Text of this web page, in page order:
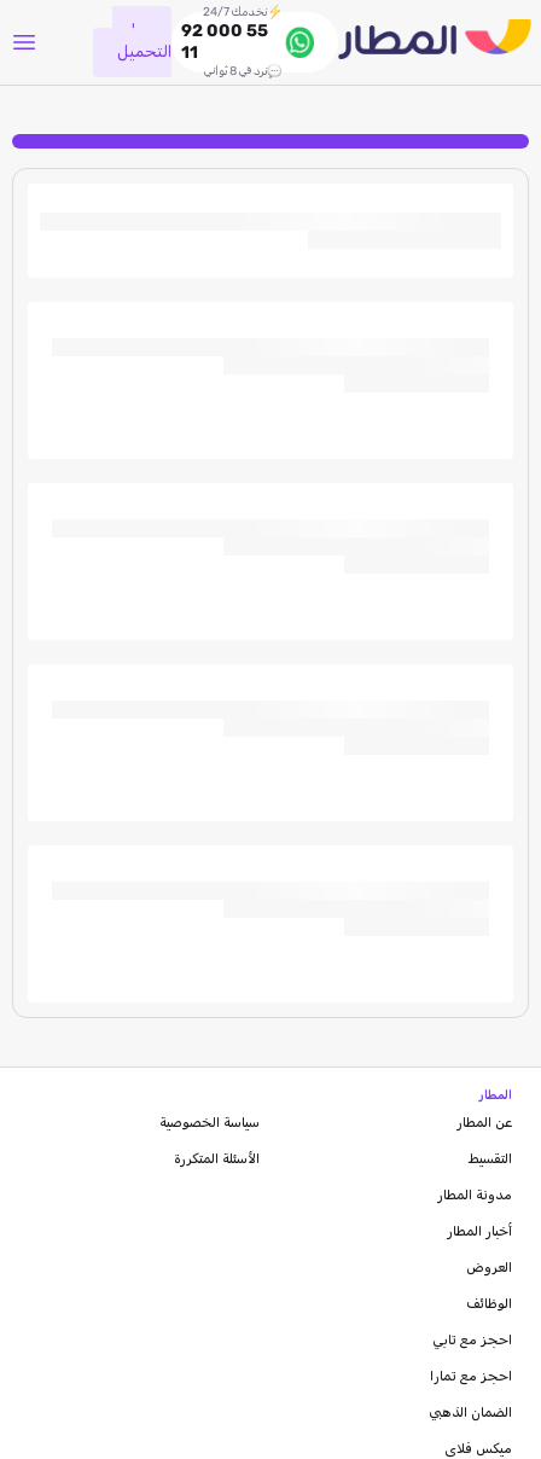
نخدمك 24/7
92 000 55
11
نرد في 8 ثواني
جاري
التحميل
المطار
عن المطار
التقسيط
مدونة المطار
أخبار المطار
العروض
الوظائف
احجز مع تابي
احجز مع تمارا
الضمان الذهبي
ميكس فلاى
سياسة الخصوصية
الأسئلة المتكررة